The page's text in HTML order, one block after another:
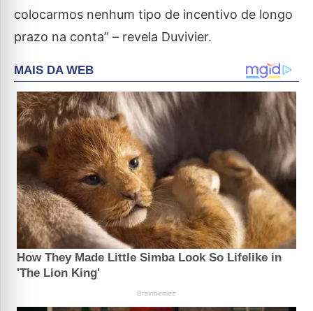
colocarmos nenhum tipo de incentivo de longo
prazo na conta” – revela Duvivier.